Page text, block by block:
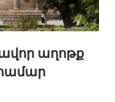
աղոթք